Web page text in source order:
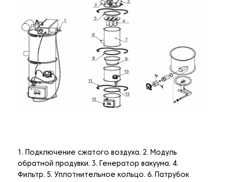
1. Подключение сжатого воздуха. 2. Модуль
обратной продувки. 3. Генератор вакуума. 4.
Фильтр. 5. Уплотнительное кольцо. 6. Патрубок